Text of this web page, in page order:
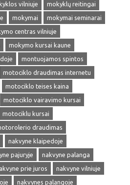
vilniuje
mokyklų reitingai
mokymai
mokymai seminarai
centras vilniuje
mokymo kursai kaune
montuojamos spintos
motociklo draudimas internetu
motociklo teises kaina
motociklo vairavimo kursai
motociklu kursai
draudimas
nakvyne klaipedoje
pajuryje
nakvyne palanga
prie juros
nakvyne vilniuje
nakvynes palangoje